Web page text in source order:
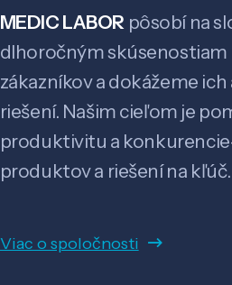
MEDIC LABOR pôsobí na
dlhoročným
zákazníkov a dokážeme
riešení. Našim cieľom je
produktivitu a
produktov a riešení na kľúč.
Viac o spoločnosti